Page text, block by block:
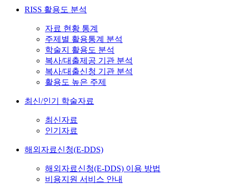
RISS 활용도 분석
자료 현황 통계
주제별 활용통계 분석
학술지 활용도 분석
복사/대출제공 기관 분석
복사/대출신청 기관 분석
활용도 높은 주제
최신/인기 학술자료
최신자료
인기자료
해외자료신청(E-DDS)
해외자료신청(E-DDS) 이용 방법
비용지원 서비스 안내